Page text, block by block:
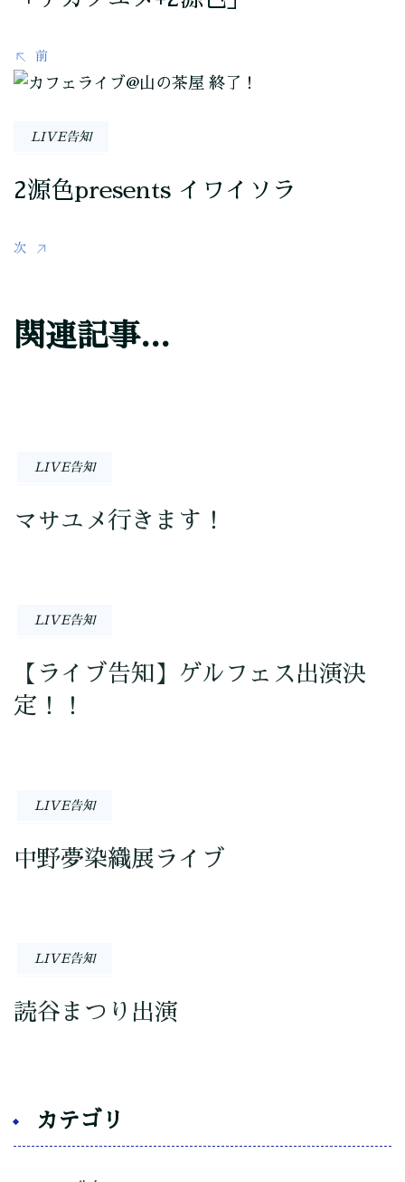
ー
ョ
ン
前
LIVE告知
2源色presents イワイソラ
次
関連記事...
LIVE告知
マサユメ行きます！
LIVE告知
【ライブ告知】ゲルフェス出演決
定！！
LIVE告知
中野夢染織展ライブ
LIVE告知
読谷まつり出演
カテゴリ